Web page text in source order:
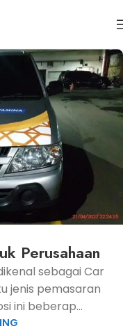
Perusahaan
sebagai Car
jenis pemasaran
ini beberap...